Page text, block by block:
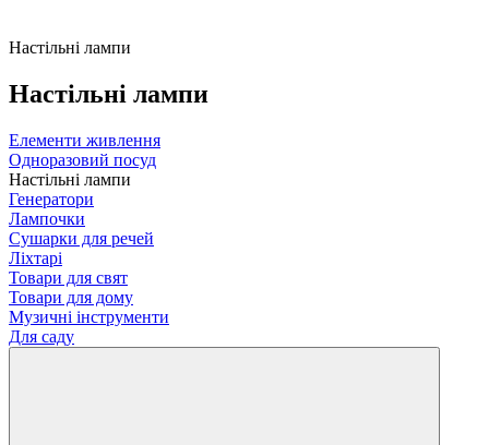
Настільні лампи
Настільні лампи
Елементи живлення
Одноразовий посуд
Настільні лампи
Генератори
Лампочки
Сушарки для речей
Ліхтарі
Товари для свят
Товари для дому
Музичні інструменти
Для саду